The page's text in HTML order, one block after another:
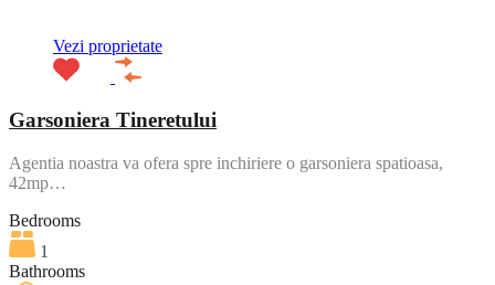
Vezi proprietate
Garsoniera Tineretului
Agentia noastra va ofera spre inchiriere o garsoniera spatioasa,
42mp…
Bedrooms
1
Bathrooms